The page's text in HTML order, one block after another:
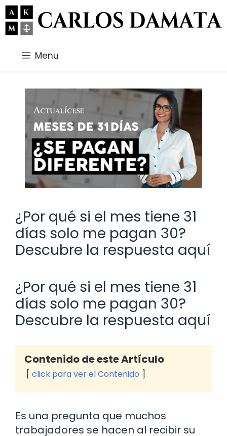
Saltar
al
contenido
Menu
¿Por qué si el mes tiene 31
días solo me pagan 30?
Descubre la respuesta aquí
¿Por qué si el mes tiene 31
días solo me pagan 30?
Descubre la respuesta aquí
Contenido de este Artículo
click para ver el Contenido
Es una pregunta que muchos
trabajadores se hacen al recibir su